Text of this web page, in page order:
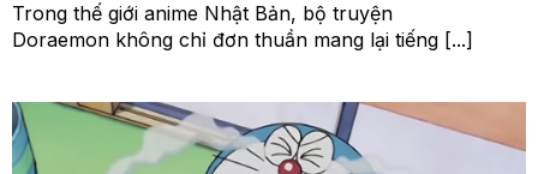
Trong thế giới anime Nhật Bản, bộ truyện
Doraemon không chỉ đơn thuần mang lại tiếng [...]